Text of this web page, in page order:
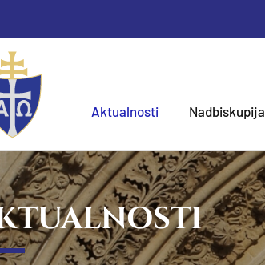
Aktualnosti Nadbiskupija